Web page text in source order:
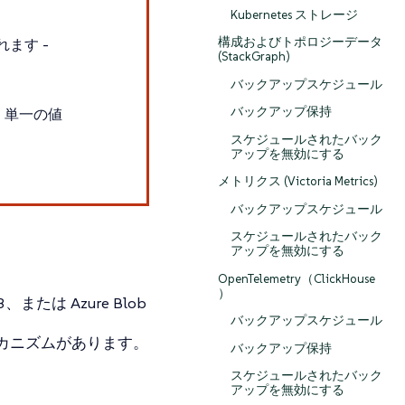
Kubernetes ストレージ
構成およびトポロジーデータ
(StackGraph)
バックアップスケジュール
バックアップ保持
スケジュールされたバック
アップを無効にする
メトリクス (Victoria Metrics)
バックアップスケジュール
スケジュールされたバック
アップを無効にする
OpenTelemetry（ClickHouse
）
バックアップスケジュール
バックアップ保持
スケジュールされたバック
アップを無効にする
ます -
一の値
、または Azure Blob
ズムがあります。